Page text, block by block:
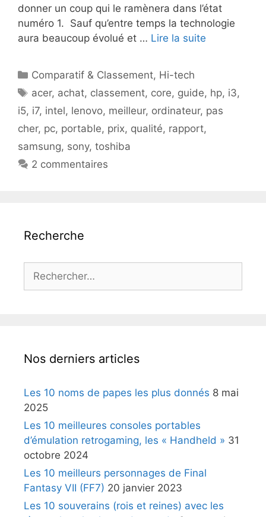
donner un coup qui le ramènera dans l’état
numéro 1. Sauf qu’entre temps la technologie
aura beaucoup évolué et … Lire la suite
Catégories
Comparatif & Classement, Hi-tech
Étiquettes
acer, achat, classement, core, guide, hp, i3,
i5, i7, intel, lenovo, meilleur, ordinateur, pas
cher, pc, portable, prix, qualité, rapport,
samsung, sony, toshiba
2 commentaires
Recherche
Nos derniers articles
Les 10 noms de papes les plus donnés 8 mai
2025
Les 10 meilleures consoles portables
d’émulation retrogaming, les « Handheld » 31
octobre 2024
Les 10 meilleurs personnages de Final
Fantasy VII (FF7) 20 janvier 2023
Les 10 souverains (rois et reines) avec les